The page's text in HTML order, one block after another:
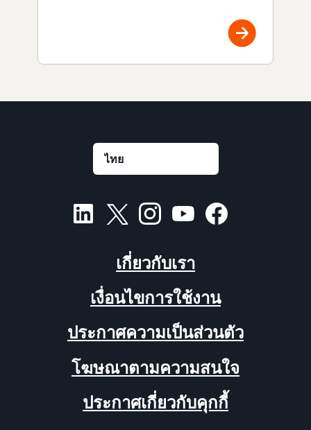
เกี่ยวกับเรา
เงื่อนไขการใช้งาน
ประกาศความเป็นส่วนตัว
โฆษณาตามความสนใจ
ประกาศเกี่ยวกับคุกกี้